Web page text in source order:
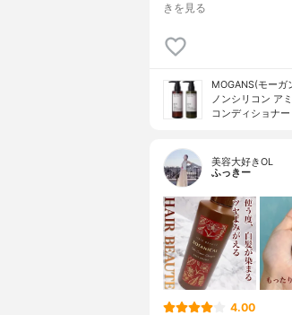
きを見る
MOGANS(モーガ
ノンシリコン ア
コンディショナ
美容大好きOL
ふっきー
4.00